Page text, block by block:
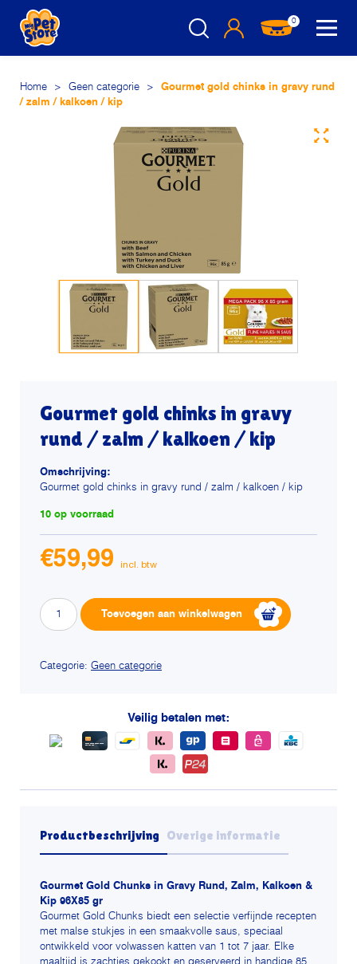
0
Home > Geen categorie >
Gourmet gold chinks in gravy rund
/ zalm / kalkoen / kip
Gourmet gold chinks in gravy
rund / zalm / kalkoen / kip
Omschrijving:
Gourmet gold chinks in gravy rund / zalm / kalkoen / kip
10 op voorraad
€59,99
Gourmet
gold
in
zalm
aantal
Toevoegen aan winkelwagen
Categorie: Geen categorie
Veilig betalen met:
Productbeschrijving Overige informatie
Gourmet Gold Chunks in Gravy Rund, Zalm, Kalkoen &
Kip 96X85 gr
Gourmet Gold Chunks biedt een selectie verfijnde recepten
met malse stukjes in een smaakvolle saus, speciaal
ontwikkeld voor volwassen katten van 1 tot 7 jaar. Elke